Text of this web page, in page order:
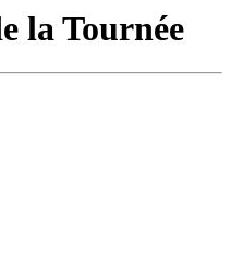
la Tournée